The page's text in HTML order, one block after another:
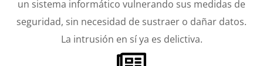
un sistema informático vulnerando sus medidas de
seguridad, sin necesidad de sustraer o dañar datos.
La intrusión en sí ya es delictiva.